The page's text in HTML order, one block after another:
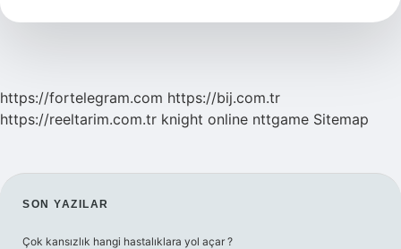
Var
https://fortelegram.com https://bij.com.tr
https://reeltarim.com.tr knight online nttgame Sitemap
SIDEBAR
SON YAZILAR
Çok kansızlık hangi hastalıklara yol açar ?